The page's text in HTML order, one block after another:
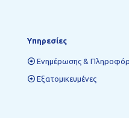
Υπηρεσίες
Ενημέρωσης &
Εξατομικευμένες